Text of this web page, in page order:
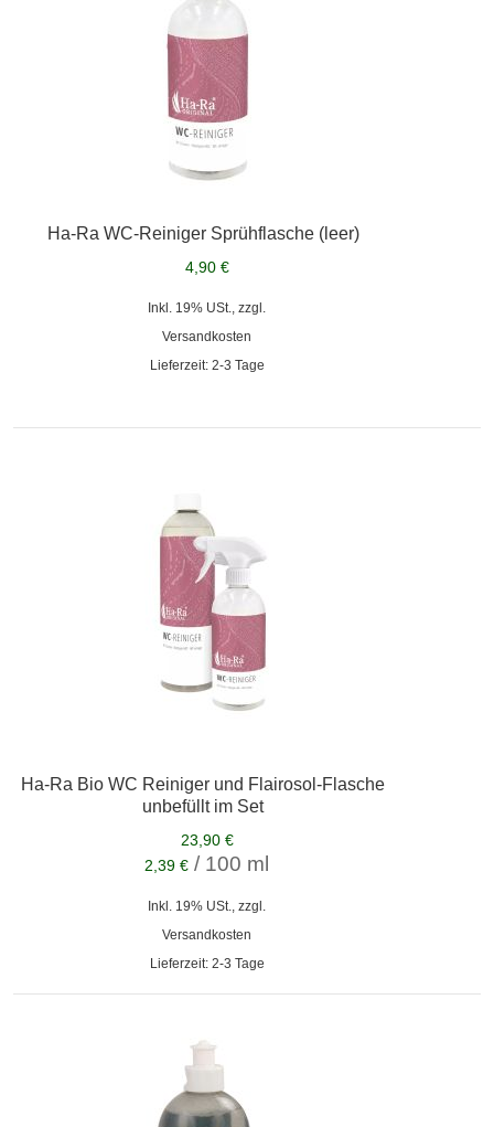
Ha-Ra WC-Reiniger Sprühflasche (leer)
4,90 €
Inkl. 19% USt., zzgl.
Versandkosten
Lieferzeit: 2-3 Tage
Ha-Ra Bio WC Reiniger und Flairosol-Flasche
unbefüllt im Set
23,90 €
2,39 € / 100 ml
Inkl. 19% USt., zzgl.
Versandkosten
Lieferzeit: 2-3 Tage